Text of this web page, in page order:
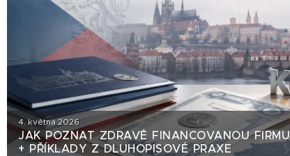
4. května 2026
JAK POZNAT ZDRAVĚ FINANCOVANOU FIRMU
+ PŘÍKLADY Z DLUHOPISOVÉ PRAXE